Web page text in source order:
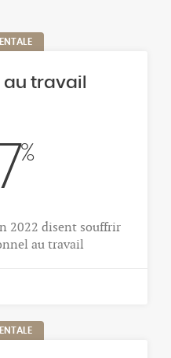
travail
%
2022 disent souffrir
au travail